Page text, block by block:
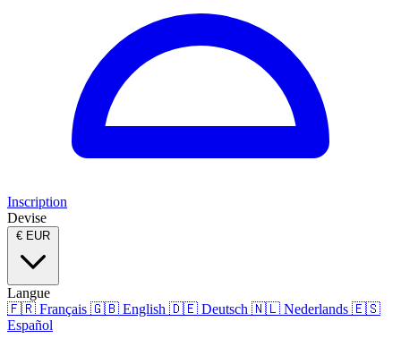
Inscription
Devise
€ EUR
Langue
🇫🇷 Français 🇬🇧 English 🇩🇪 Deutsch 🇳🇱 Nederlands 🇪🇸
Español